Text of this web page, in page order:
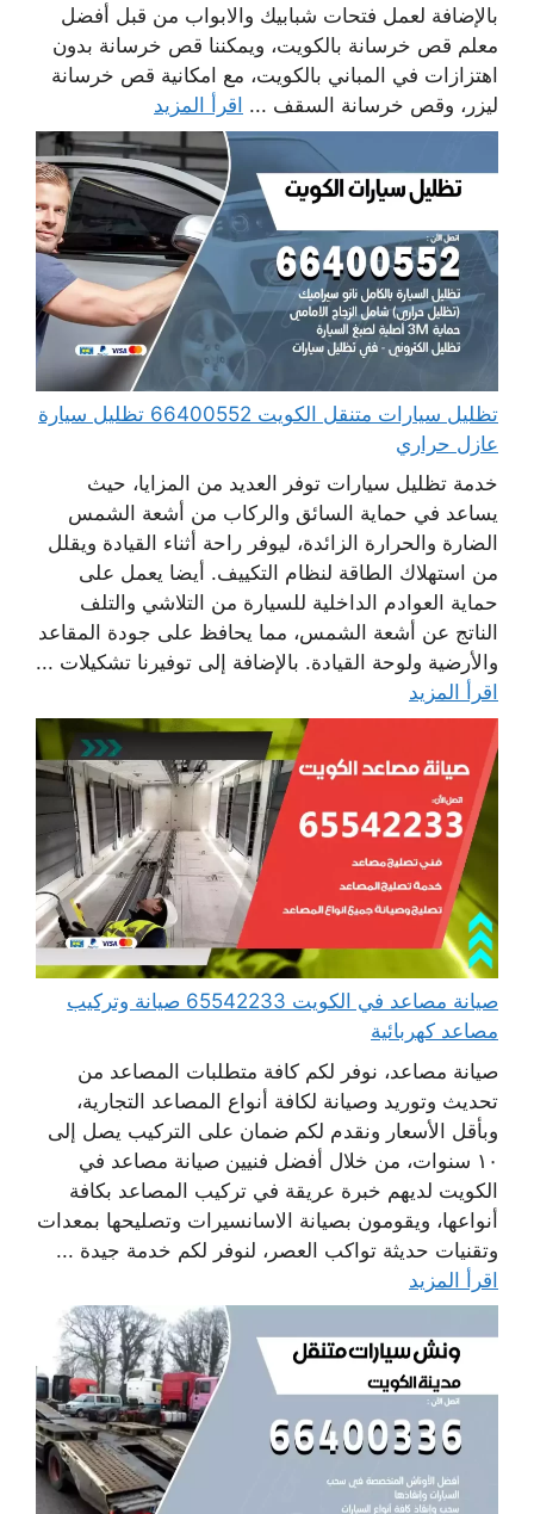
بالإضافة لعمل فتحات شبابيك والابواب من قبل أفضل
معلم قص خرسانة بالكويت، ويمكننا قص خرسانة بدون
اهتزازات في المباني بالكويت، مع امكانية قص خرسانة
ليزر، وقص خرسانة السقف ... اقرأ المزيد
تظليل سيارات متنقل الكويت 66400552 تظليل سيارة
عازل حراري
خدمة تظليل سيارات توفر العديد من المزايا، حيث
يساعد في حماية السائق والركاب من أشعة الشمس
الضارة والحرارة الزائدة، ليوفر راحة أثناء القيادة ويقلل
من استهلاك الطاقة لنظام التكييف. أيضا يعمل على
حماية العوادم الداخلية للسيارة من التلاشي والتلف
الناتج عن أشعة الشمس، مما يحافظ على جودة المقاعد
والأرضية ولوحة القيادة. بالإضافة إلى توفيرنا تشكيلات ...
اقرأ المزيد
صيانة مصاعد في الكويت 65542233 صيانة وتركيب
مصاعد كهربائية
صيانة مصاعد، نوفر لكم كافة متطلبات المصاعد من
تحديث وتوريد وصيانة لكافة أنواع المصاعد التجارية،
وبأقل الأسعار ونقدم لكم ضمان على التركيب يصل إلى
١٠ سنوات، من خلال أفضل فنيين صيانة مصاعد في
الكويت لديهم خبرة عريقة في تركيب المصاعد بكافة
أنواعها، ويقومون بصيانة الاسانسيرات وتصليحها بمعدات
وتقنيات حديثة تواكب العصر، لنوفر لكم خدمة جيدة ...
اقرأ المزيد